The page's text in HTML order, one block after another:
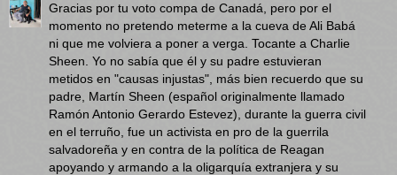
Gracias por tu voto compa de Canadá, pero por el
momento no pretendo meterme a la cueva de Ali Babá
ni que me volviera a poner a verga. Tocante a Charlie
Sheen. Yo no sabía que él y su padre estuvieran
metidos en "causas injustas", más bien recuerdo que su
padre, Martín Sheen (español originalmente llamado
Ramón Antonio Gerardo Estevez), durante la guerra civil
en el terruño, fue un activista en pro de la guerrila
salvadoreña y en contra de la política de Reagan
apoyando y armando a la oligarquía extranjera y su